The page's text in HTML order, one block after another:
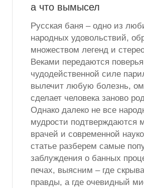
а что вымысел
Русская баня – одно из
народных удовольствий,
множеством легенд и
Веками передаются
чудодейственной силе
вылечит любую болезнь,
сделает человека заново
Однако далеко не все
мудрости подтверждаются
врачей и современной
статье разберем самые
заблуждения о банных
печах, выясним – где
правды, а где очевидный